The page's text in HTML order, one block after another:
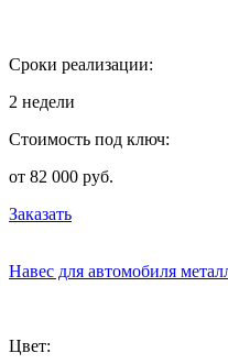
Сроки реализации:
2 недели
Стоимость под ключ:
от 82 000 руб.
Заказать
Навес для автомобиля
Цвет: